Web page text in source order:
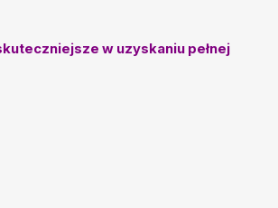
w uzyskaniu pełnej